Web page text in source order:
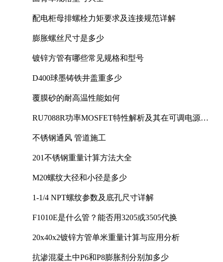
配电柜母排螺栓力矩要求及连接规范详解
膨胀螺丝尺寸是多少
镀锌方管有哪些常见规格和型号
D400球墨铸铁井盖重多少
覆膜砂的耐高温性能如何
RU7088R功率MOSFET特性解析及其在可调电源设
不锈钢通风 管道施工
201不锈钢重量计算方法大全
M20螺纹大径和小径是多少
1-1/4 NPT螺纹参数及底孔尺寸详解
F1010E是什么管？能否用3205或3505代换
20x40x2镀锌方管单米重量计算与应用分析
抗渗混凝土中P6和P8膨胀剂分别加多少